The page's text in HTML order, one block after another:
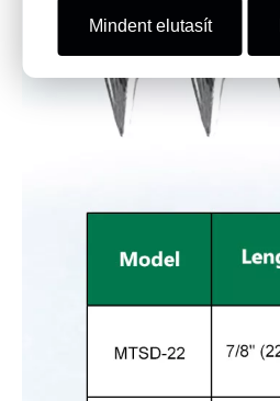
Mindent elutasít